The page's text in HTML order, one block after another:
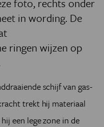
foto, rechts onder
in wording. De
ringen wijzen op
schijf van gas-
trekt hij materiaal
een lege zone in de